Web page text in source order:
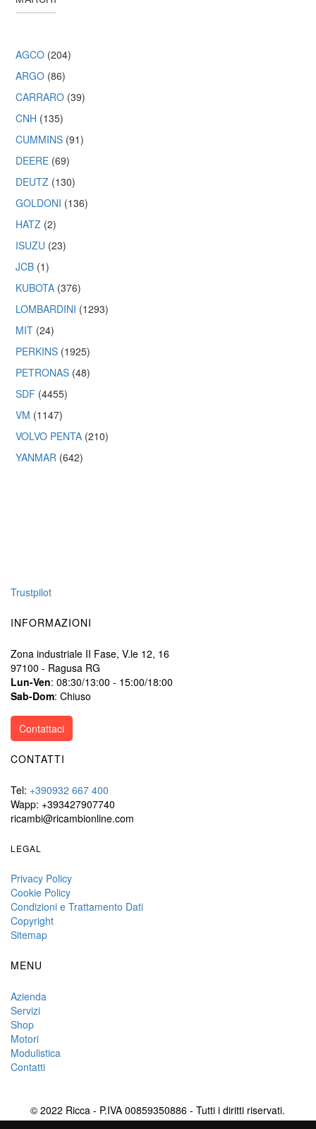
AGCO (204)
ARGO (86)
CARRARO (39)
CNH (135)
CUMMINS (91)
DEERE (69)
DEUTZ (130)
GOLDONI (136)
HATZ (2)
ISUZU (23)
JCB (1)
KUBOTA (376)
LOMBARDINI (1293)
MIT (24)
PERKINS (1925)
PETRONAS (48)
SDF (4455)
VM (1147)
VOLVO PENTA (210)
YANMAR (642)
Trustpilot
INFORMAZIONI
Zona industriale II Fase, V.le 12, 16
97100 - Ragusa RG
Lun-Ven: 08:30/13:00 - 15:00/18:00
Sab-Dom: Chiuso
Contattaci
CONTATTI
Tel: +390932 667 400
Wapp: +393427907740
ricambi@ricambionline.com
LEGAL
Privacy Policy
Cookie Policy
Condizioni e Trattamento Dati
Copyright
Sitemap
MENU
Azienda
Servizi
Shop
Motori
Modulistica
Contatti
© 2022 Ricca - P.IVA 00859350886 - Tutti i diritti riservati.